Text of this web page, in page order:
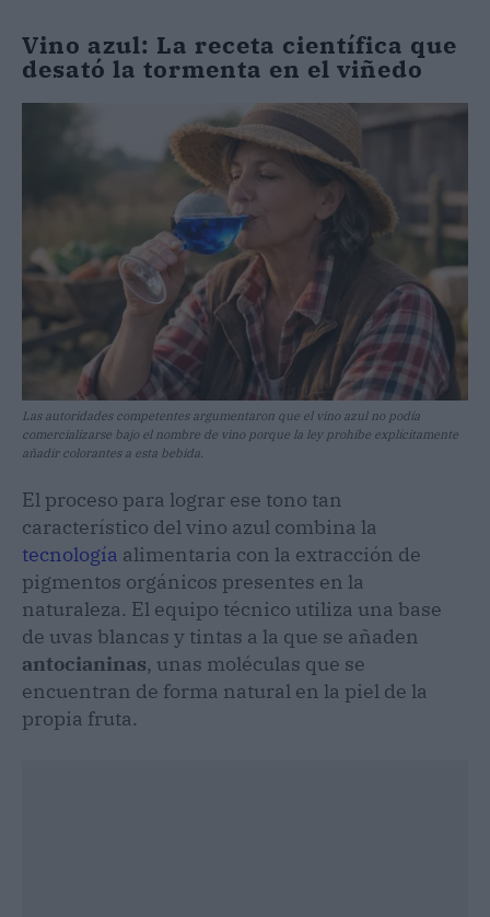
Vino azul: La receta científica que
desató la tormenta en el viñedo
Las autoridades competentes argumentaron que el vino azul no podía
comercializarse bajo el nombre de vino porque la ley prohíbe explícitamente
añadir colorantes a esta bebida.
El proceso para lograr ese tono tan
característico del vino azul combina la
tecnología alimentaria con la extracción de
pigmentos orgánicos presentes en la
naturaleza. El equipo técnico utiliza una base
de uvas blancas y tintas a la que se añaden
antocianinas, unas moléculas que se
encuentran de forma natural en la piel de la
propia fruta.